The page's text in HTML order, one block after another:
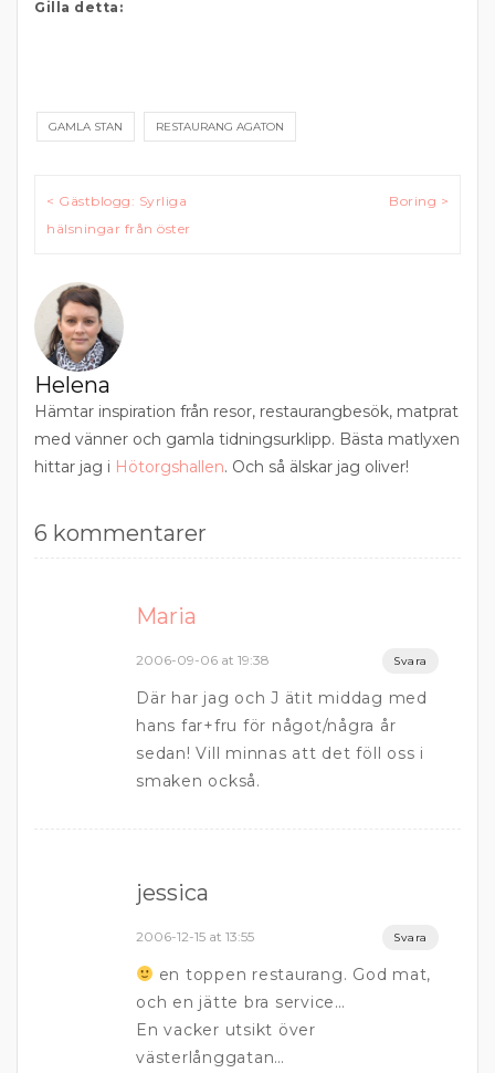
Gilla detta:
GAMLA STAN RESTAURANG AGATON
Inläggsnavigering
< Gästblogg: Syrliga
hälsningar från öster
Boring >
Helena
Hämtar inspiration från resor, restaurangbesök, matprat
med vänner och gamla tidningsurklipp. Bästa matlyxen
hittar jag i Hötorgshallen. Och så älskar jag oliver!
6 kommentarer
Maria
2006-09-06 at 19:38 Svara
Där har jag och J ätit middag med
hans far+fru för något/några år
sedan! Vill minnas att det föll oss i
smaken också.
jessica
2006-12-15 at 13:55 Svara
en toppen restaurang. God mat,
och en jätte bra service…
En vacker utsikt över
västerlånggatan…